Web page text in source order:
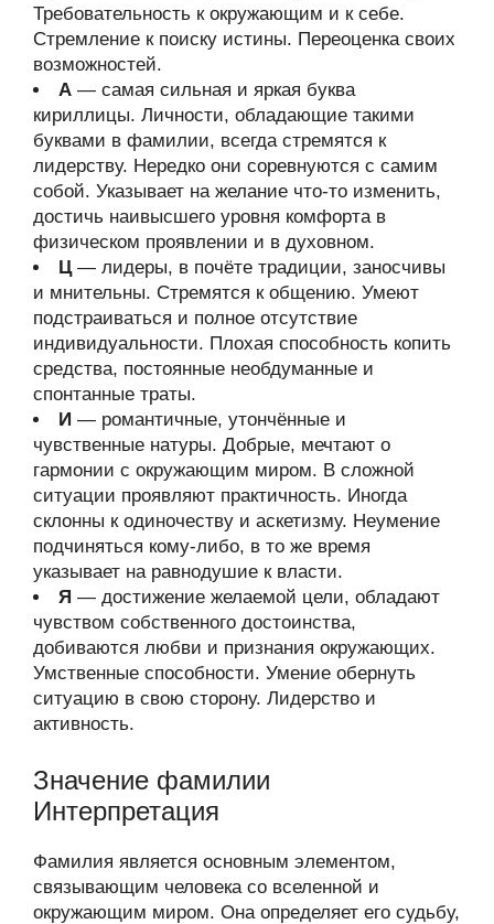
Требовательность к окружающим и к себе.
Стремление к поиску истины. Переоценка своих
возможностей.
А — самая сильная и яркая буква
кириллицы. Личности, обладающие такими
буквами в фамилии, всегда стремятся к
лидерству. Нередко они соревнуются с самим
собой. Указывает на желание что-то изменить,
достичь наивысшего уровня комфорта в
физическом проявлении и в духовном.
Ц— лидеры, в почёте традиции, заносчивы
и мнительны. Стремятся к общению. Умеют
подстраиваться и полное отсутствие
индивидуальности. Плохая способность копить
средства, постоянные необдуманные и
спонтанные траты.
И — романтичные, утончённые и
чувственные натуры. Добрые, мечтают о
гармонии с окружающим миром. В сложной
ситуации проявляют практичность. Иногда
склонны к одиночеству и аскетизму. Неумение
подчиняться кому-либо, в то же время
указывает на равнодушие к власти.
Я — достижение желаемой цели, обладают
чувством собственного достоинства,
добиваются любви и признания окружающих.
Умственные способности. Умение обернуть
ситуацию в свою сторону. Лидерство и
активность.
Значение фамилии
Интерпретация
Фамилия является основным элементом,
связывающим человека со вселенной и
окружающим миром. Она определяет его судьбу,